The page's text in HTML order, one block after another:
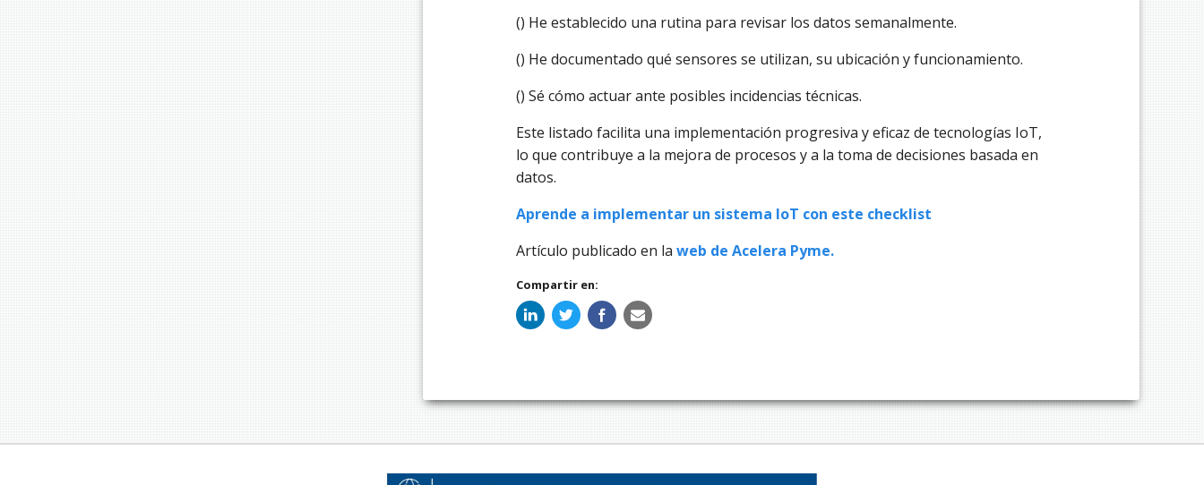
() He establecido una rutina para revisar los datos semanalmente.
() He documentado qué sensores se utilizan, su ubicación y funcionamiento.
() Sé cómo actuar ante posibles incidencias técnicas.
Este listado facilita una implementación progresiva y eficaz de tecnologías IoT,
lo que contribuye a la mejora de procesos y a la toma de decisiones basada en
datos.
Aprende a implementar un sistema IoT con este checklist
Artículo publicado en la web de Acelera Pyme.
Compartir en: